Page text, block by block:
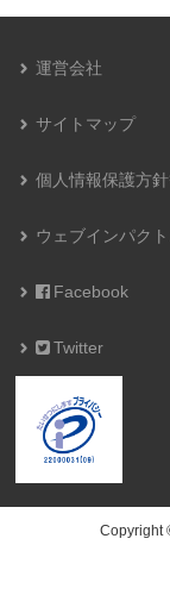
運営会社
サイトマップ
個人情報保護方
ウェブインパク
Facebook
Twitter
Copyright